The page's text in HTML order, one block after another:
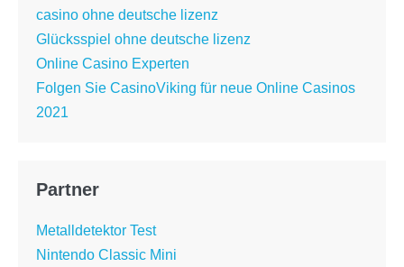
casino ohne deutsche lizenz
Glücksspiel ohne deutsche lizenz
Online Casino Experten
Folgen Sie CasinoViking für neue Online Casinos
2021
Partner
Metalldetektor Test
Nintendo Classic Mini